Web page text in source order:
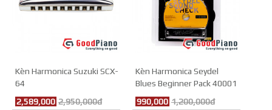
Kèn Harmonica Suzuki SCX-
64
2,589,000 2,950,000đ
Kèn Harmonica Seydel
Blues Beginner Pack 40001
990,000 1,200,000đ